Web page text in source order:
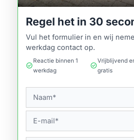
Regel het in 30
Vul het formulier in en wij
werkdag contact op.
check_circle
Reactie binnen 1
werkdag
check_circle
Vrijblijvend
gratis